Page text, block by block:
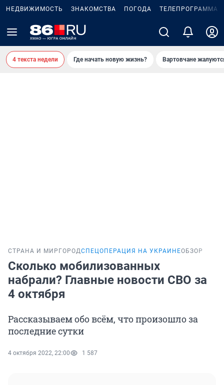
НЕДВИЖИМОСТЬ ЗНАКОМСТВА ПОГОДА ТЕЛЕПРОГРАММА
4 текста недели Где начать новую жизнь? Вартовчане
СТРАНА И МИР ГОРОДСПЕЦОПЕРАЦИЯ НА УКРАИНЕОБЗОР
Сколько мобилизованных
набрали? Главные новости СВО за
4 октября
Рассказываем обо всём, что произошло за
последние сутки
4 октября 2022, 22:00 1 587